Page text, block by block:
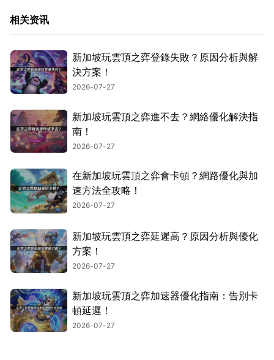
相关资讯
新加坡玩雲頂之弈登錄失敗？原因分析與解
決方案！
2026-07-27
新加坡玩雲頂之弈進不去？網絡優化解決指
南！
2026-07-27
在新加坡玩雲頂之弈會卡頓？網路優化與加
速方法全攻略！
2026-07-27
新加坡玩雲頂之弈延遲高？原因分析與優化
方案！
2026-07-27
新加坡玩雲頂之弈加速器優化指南：告別卡
頓延遲！
2026-07-27